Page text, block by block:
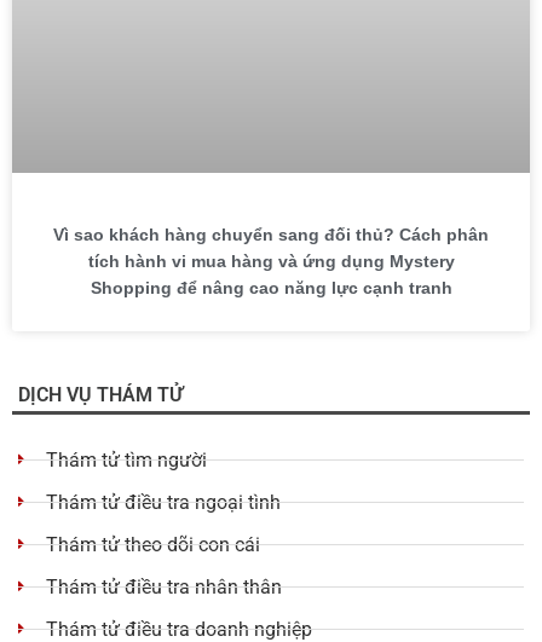
Vì sao khách hàng chuyển sang đối thủ? Cách phân
tích hành vi mua hàng và ứng dụng Mystery
Shopping để nâng cao năng lực cạnh tranh
DỊCH VỤ THÁM TỬ
Thám tử tìm người
Thám tử điều tra ngoại tình
Thám tử theo dõi con cái
Thám tử điều tra nhân thân
Thám tử điều tra doanh nghiệp